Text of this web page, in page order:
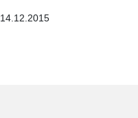
14.12.2015